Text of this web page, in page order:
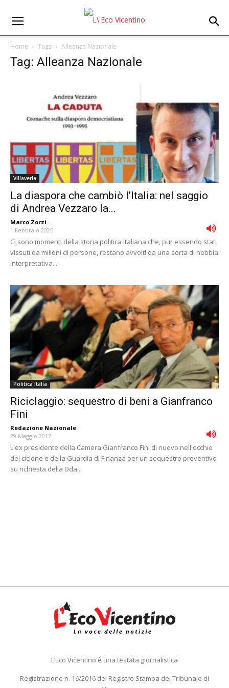
Home Tags Alleanza Nazionale
Tag: Alleanza Nazionale
Villaverla
La diaspora che cambiò l’Italia: nel saggio
di Andrea Vezzaro la...
Marco Zorzi -
1 Febbraio 2026
Ci sono momenti della storia politica italiana che, pur essendo stati
vissuti da milioni di persone, restano avvolti da una sorta di nebbia
interpretativa....
Politica Italia
Riciclaggio: sequestro di beni a Gianfranco
Fini
Redazione Nazionale -
29 Maggio 2017
L'ex presidente della Camera Gianfranco Fini di nuovo nell'occhio
del ciclone e della Guardia di Finanza per un sequestro preventivo
su richiesta della Dda...
L’Eco Vicentino è una testata giornalistica
Registrazione n. 16/2016 del Registro Stampa del Tribunale di